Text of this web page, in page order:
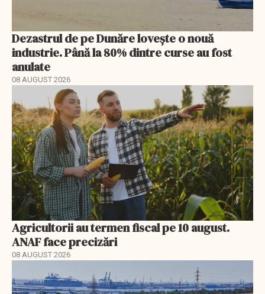
Dezastrul de pe Dunăre lovește o nouă
industrie. Până la 80% dintre curse au fost
anulate
08 AUGUST 2026
Agricultorii au termen fiscal pe 10 august.
ANAF face precizări
08 AUGUST 2026